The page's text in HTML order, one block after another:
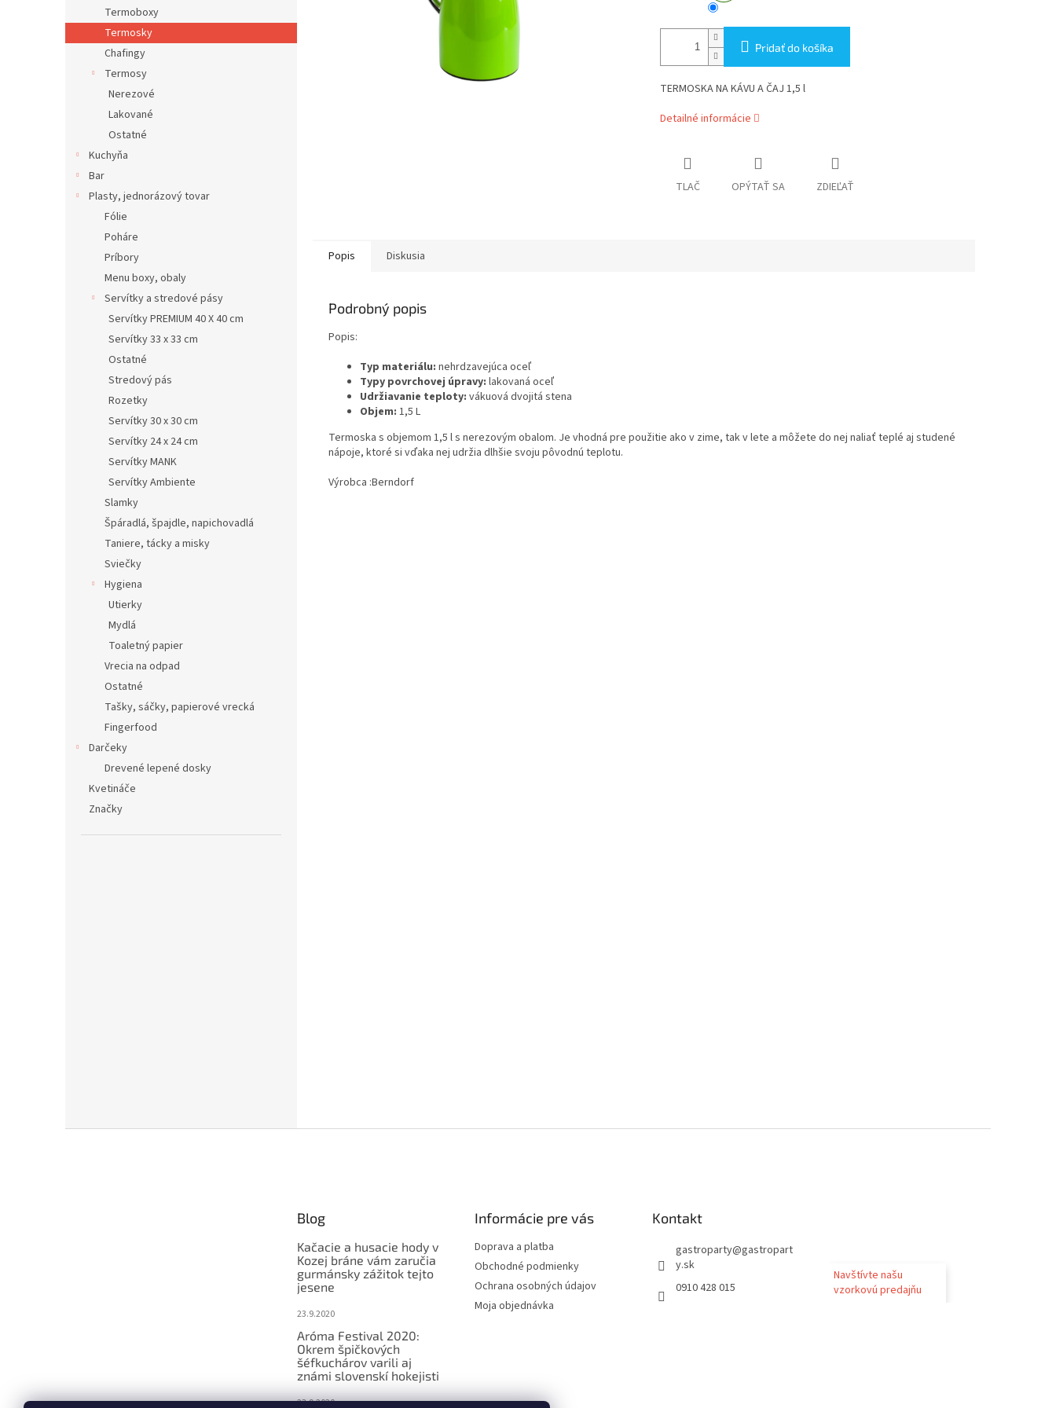
Termoboxy
Termosky
Chafingy
Termosy
Nerezové
Lakované
Ostatné
Kuchyňa
Bar
Plasty, jednorázový tovar
Fólie
Poháre
Príbory
Menu boxy, obaly
Servítky a stredové pásy
Servítky PREMIUM 40 X 40 cm
Servítky 33 x 33 cm
Ostatné
Stredový pás
Rozetky
Servítky 30 x 30 cm
Servítky 24 x 24 cm
Servítky MANK
Servítky Ambiente
Slamky
Špáradlá, špajdle, napichovadlá
Taniere, tácky a misky
Sviečky
Hygiena
Utierky
Mydlá
Toaletný papier
Vrecia na odpad
Ostatné
Tašky, sáčky, papierové vrecká
Fingerfood
Darčeky
Drevené lepené dosky
Kvetináče
Značky
Pridať do košíka
TERMOSKA NA KÁVU A ČAJ 1,5 l
Detailné informácie
TLAČ OPÝTAŤ SA ZDIEĽAŤ
Popis Diskusia
Podrobný popis
Popis:
Typ materiálu: nehrdzavejúca oceľ
Typy povrchovej úpravy: lakovaná oceľ
Udržiavanie teploty: vákuová dvojitá stena
Objem: 1,5 L
Termoska s objemom 1,5 l s nerezovým obalom. Je vhodná pre použitie ako v zime, tak v lete a môžete do nej naliať teplé aj studené
nápoje, ktoré si vďaka nej udržia dlhšie svoju pôvodnú teplotu.
Výrobca :Berndorf
Blog
Kačacie a husacie hody v
Kozej bráne vám zaručia
gurmánsky zážitok tejto
jesene
23.9.2020
Aróma Festival 2020:
Okrem špičkových
šéfkuchárov varili aj
známi slovenskí hokejisti
23.9.2020
Informácie pre vás
Doprava a platba
Obchodné podmienky
Ochrana osobných údajov
Moja objednávka
Kontakt
gastroparty@gastropart
y.sk
0910 428 015
Navštívte našu
vzorkovú predajňu